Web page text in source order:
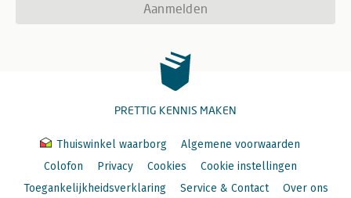
Aanmelden
PRETTIG KENNIS MAKEN
Thuiswinkel waarborg
Algemene voorwaarden
Colofon
Privacy Cookies
Cookie instellingen
Toegankelijkheidsverklaring
Service & Contact Over ons